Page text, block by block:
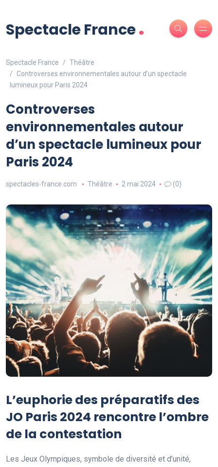
Spectacle France.
Spectacle France
Théâtre
Controverses environnementales autour d’un spectacle
lumineux pour Paris 2024
Controverses
environnementales autour
d’un spectacle lumineux pour
Paris 2024
spectacles-france.com Théâtre 2 mai 2024 (0)
L’euphorie des préparatifs des
JO Paris 2024 rencontre l’ombre
de la contestation
Les Jeux Olympiques, symbole de diversité et d’unité,